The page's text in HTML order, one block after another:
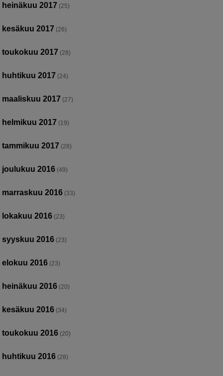
heinäkuu 2017 (25)
kesäkuu 2017 (26)
toukokuu 2017 (28)
huhtikuu 2017 (24)
maaliskuu 2017 (27)
helmikuu 2017 (19)
tammikuu 2017 (28)
joulukuu 2016 (49)
marraskuu 2016 (33)
lokakuu 2016 (23)
syyskuu 2016 (23)
elokuu 2016 (23)
heinäkuu 2016 (20)
kesäkuu 2016 (34)
toukokuu 2016 (20)
huhtikuu 2016 (28)